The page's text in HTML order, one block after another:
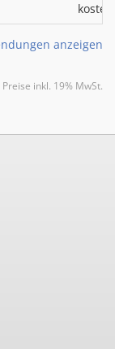
anzeigen
inkl. 19% MwSt.